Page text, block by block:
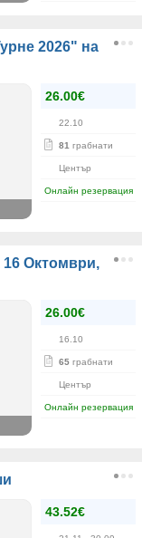
2026" на
26.00€
22.10
81 грабнати
Център
Онлайн резервация
Октомври,
26.00€
16.10
65 грабнати
Център
Онлайн резервация
43.52€